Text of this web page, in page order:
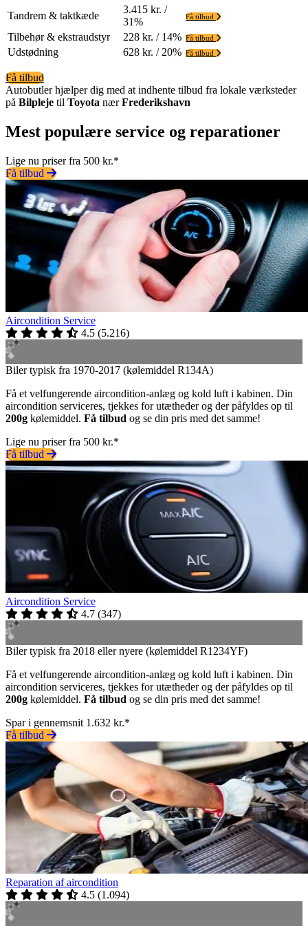
Tandrem & taktkæde
3.415 kr. /
31%
Få tilbud
Tilbehør & ekstraudstyr 228 kr. / 14% Få tilbud
Udstødning 628 kr. / 20% Få tilbud
Få tilbud
Autobutler hjælper dig med at indhente tilbud fra lokale værksteder
på Bilpleje til Toyota nærFrederikshavn
Mest populære service og reparationer
Lige nu priser fra 500 kr.*
Få tilbud
Aircondition Service
4.5 (5.216)
Biler typisk fra 1970-2017 (kølemiddel R134A)
Få et velfungerende aircondition-anlæg og kold luft i kabinen. Din
aircondition serviceres, tjekkes for utætheder og der påfyldes op til
200g kølemiddel. Få tilbud og se din pris med det samme!
Lige nu priser fra 500 kr.*
Få tilbud
Aircondition Service
4.7 (347)
Biler typisk fra 2018 eller nyere (kølemiddel R1234YF)
Få et velfungerende aircondition-anlæg og kold luft i kabinen. Din
aircondition serviceres, tjekkes for utætheder og der påfyldes op til
200g kølemiddel. Få tilbud og se din pris med det samme!
Spar i gennemsnit 1.632 kr.*
Få tilbud
Reparation af aircondition
4.5 (1.094)